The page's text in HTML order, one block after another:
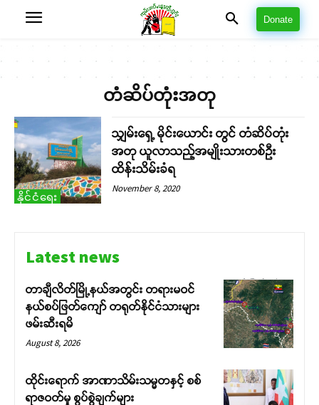
Donate
တံဆိပ်တုံးအတု
နိုင်ငံရေး
သျှမ်းရှေ့ မိုင်းယောင်း တွင် တံဆိပ်တုံး
အတု ယူလာသည့်အမျိုးသားတစ်ဦး
ထိန်းသိမ်းခံရ
November 8, 2020
Latest news
တာချီလိတ်မြို့နယ်အတွင်း တရားမဝင်
နယ်စပ်ဖြတ်ကျော် တရုတ်နိုင်ငံသားများ
ဖမ်းဆီးရမိ
August 8, 2026
ထိုင်းရောက် အာဏာသိမ်းသမ္မတနှင့် စစ်
ရာဇဝတ်မှု စွပ်စွဲချက်များ